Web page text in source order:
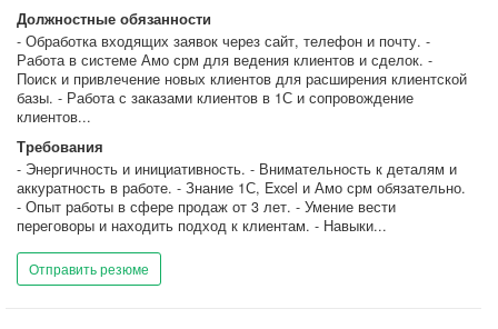
Должностные обязанности
- Обработка входящих заявок через сайт, телефон и почту. -
Работа в системе Амо срм для ведения клиентов и сделок. -
Поиск и привлечение новых клиентов для расширения клиентской
базы. - Работа с заказами клиентов в 1С и сопровождение
клиентов...
Требования
- Энергичность и инициативность. - Внимательность к деталям и
аккуратность в работе. - Знание 1С, Excel и Амо срм обязательно.
- Опыт работы в сфере продаж от 3 лет. - Умение вести
переговоры и находить подход к клиентам. - Навыки...
Отправить резюме